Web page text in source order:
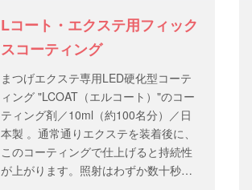
Lコート・エクステ用フィック
スコーティング
まつげエクステ専用LED硬化型コーテ
ィング "LCOAT（エルコート）"のコー
ティング剤／10ml（約100名分）／日
本製 。通常通りエクステを装着後に、
このコーティングで仕上げると持続性
が上がります。照射はわずか数十秒。